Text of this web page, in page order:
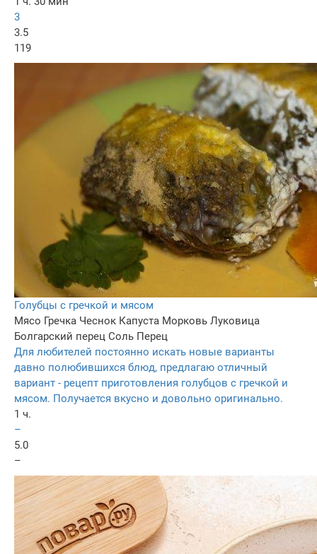
3
3.5
119
Голубцы с гречкой и мясом
Мясо Гречка Чеснок Капуста Морковь Луковица
Болгарский перец Соль Перец
Для любителей постоянно искать новые варианты
давно полюбившихся блюд, предлагаю отличный
вариант - рецепт приготовления голубцов с гречкой и
мясом. Получается вкусно и довольно оригинально.
1 ч.
–
5.0
–